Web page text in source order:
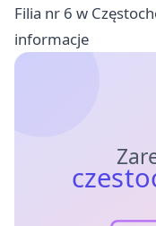
Filia nr 6 w
informacje